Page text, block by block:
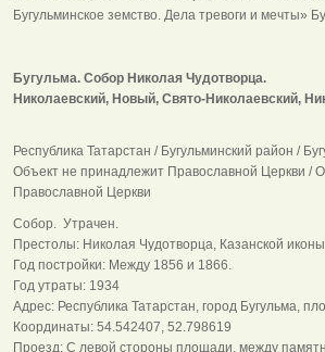
Бугульминское земство. Дела тревоги и мечты»
Бугульма. Собор Николая Чудотворца.
Николаевский, Новый, Свято-Николаевский,
Республика Татарстан / Бугульминский район /
Объект не принадлежит Православной Церкви /
Православной Церкви
Собор. Утрачен.
Престолы: Николая Чудотворца, Казанской
Год постройки: Между 1856 и 1866.
Год утраты: 1934
Адрес: Республика Татарстан, город Бугульма,
Координаты: 54.542407, 52.798619
Проезд: С левой стороны площади, между